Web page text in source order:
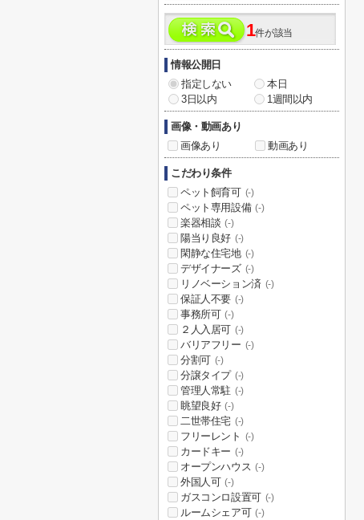
1件が該当
情報公開日
指定しない
本日
3日以内
1週間以内
画像・動画あり
画像あり
動画あり
こだわり条件
ペット飼育可 (-)
ペット専用設備 (-)
楽器相談 (-)
陽当り良好 (-)
閑静な住宅地 (-)
デザイナーズ (-)
リノベーション済 (-)
保証人不要 (-)
事務所可 (-)
２人入居可 (-)
バリアフリー (-)
分割可 (-)
分譲タイプ (-)
管理人常駐 (-)
眺望良好 (-)
二世帯住宅 (-)
フリーレント (-)
カードキー (-)
オープンハウス (-)
外国人可 (-)
ガスコンロ設置可 (-)
ルームシェア可 (-)